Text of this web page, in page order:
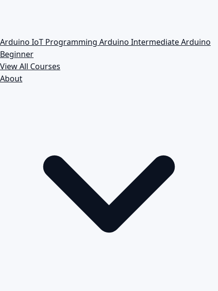
Arduino IoT Programming Arduino IntermediateArduino
Beginner
View All Courses
About